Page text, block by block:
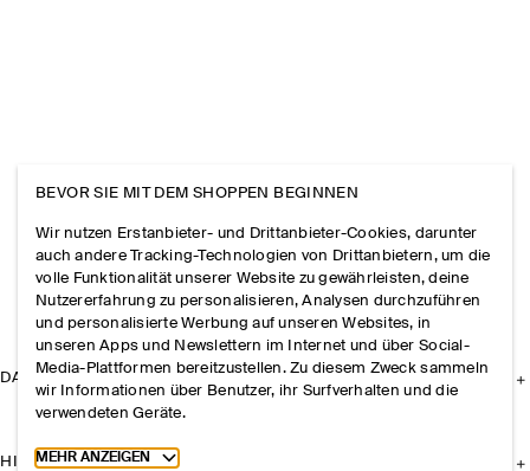
DAS UNTERNEHMEN
HILFE
BEVOR SIE MIT DEM SHOPPEN BEGINNEN
Wir nutzen Erstanbieter- und Drittanbieter-Cookies, darunter
auch andere Tracking-Technologien von Drittanbietern, um die
volle Funktionalität unserer Website zu gewährleisten, deine
Nutzererfahrung zu personalisieren, Analysen durchzuführen
und personalisierte Werbung auf unseren Websites, in
unseren Apps und Newslettern im Internet und über Social-
Media-Plattformen bereitzustellen. Zu diesem Zweck sammeln
wir Informationen über Benutzer, ihr Surfverhalten und die
verwendeten Geräte.
Toggle more cookie information
MEHR ANZEIGEN